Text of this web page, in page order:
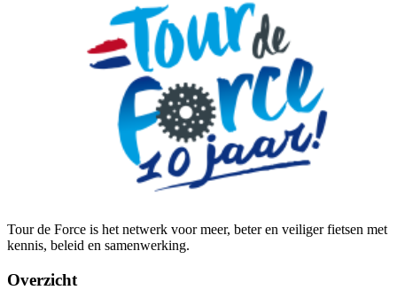
Tour de Force is het netwerk voor meer, beter en veiliger fietsen met
kennis, beleid en samenwerking.
Overzicht